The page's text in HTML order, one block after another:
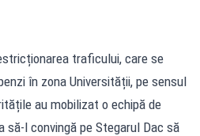
traficului, care se
în zona Universității, pe sensul
au mobilizat o echipă de
să-l convingă pe Stegarul Dac să